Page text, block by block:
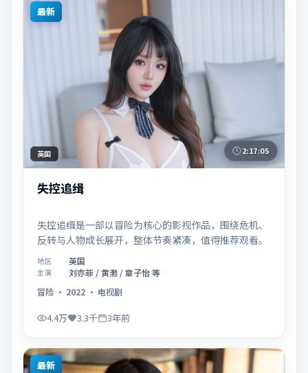
最新
英国 2:17:05
失控追缉
失控追缉是一部以冒险为核心的影视作品，围绕危机、
反转与人物成长展开，整体节奏紧凑，值得推荐观看。
地区 英国
主演
刘亦菲 / 黄渤 / 章子怡 等
冒险 · 2022 · 电视剧
4.4万 3.3千 3年前
最新